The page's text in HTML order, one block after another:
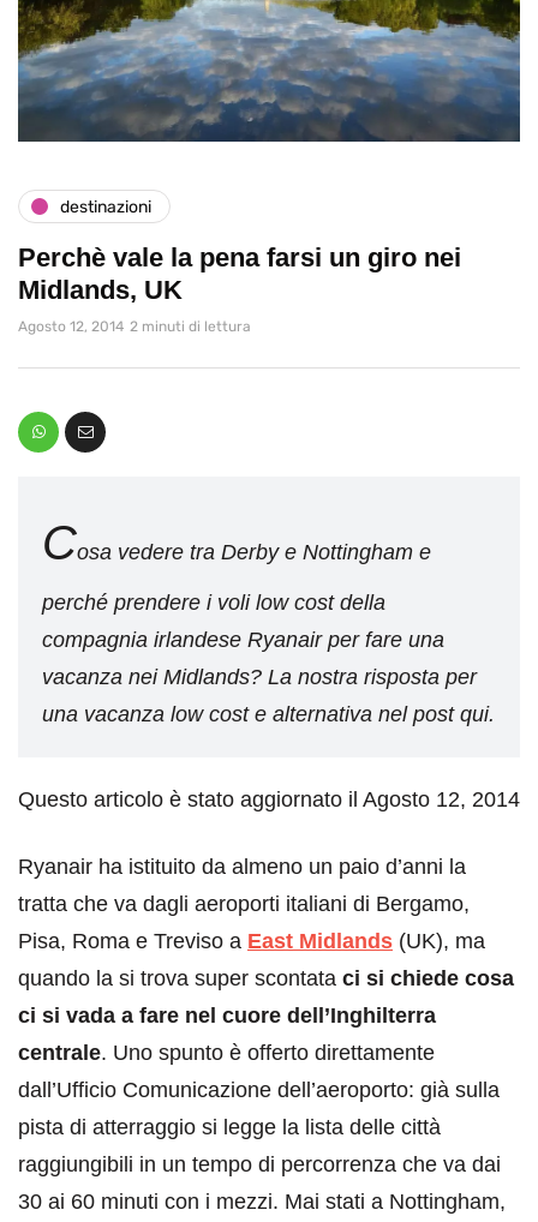
destinazioni
Perchè vale la pena farsi un giro nei
Midlands, UK
Agosto 12, 2014 2 minuti di lettura
Cosa vedere tra Derby e Nottingham e
perché prendere i voli low cost della
compagnia irlandese Ryanair per fare una
vacanza nei Midlands? La nostra risposta per
una vacanza low cost e alternativa nel post qui.
Questo articolo è stato aggiornato il Agosto 12, 2014
Ryanair ha istituito da almeno un paio d’anni la
tratta che va dagli aeroporti italiani di Bergamo,
Pisa, Roma e Treviso a East Midlands (UK), ma
quando la si trova super scontata ci si chiede cosa
ci si vada a fare nel cuore dell’Inghilterra
centrale. Uno spunto è offerto direttamente
dall’Ufficio Comunicazione dell’aeroporto: già sulla
pista di atterraggio si legge la lista delle città
raggiungibili in un tempo di percorrenza che va dai
30 ai 60 minuti con i mezzi. Mai stati a Nottingham,